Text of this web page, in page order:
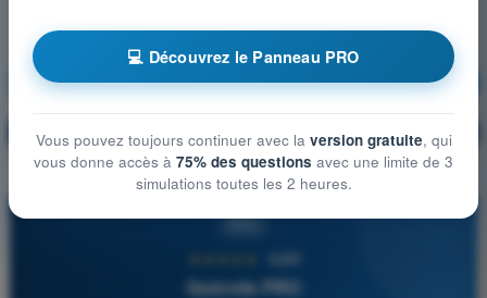
Météorologie S'entraîner !
🔒 PRO Explication de la question
4,6/5
Quizvds PRO
💻 Découvrez le Panneau PRO
Vous pouvez toujours continuer avec la version gratuite, qui
vous donne accès à 75% des questions avec une limite de 3
simulations toutes les 2 heures.